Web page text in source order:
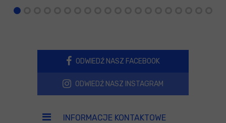
ODWIEDŹ NASZ FACEBOOK
ODWIEDŹ NASZ INSTAGRAM
INFORMACJE KONTAKTOWE